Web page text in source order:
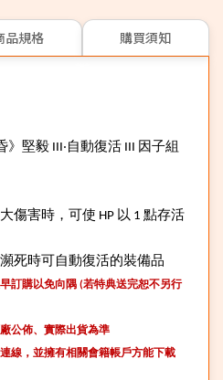
品規格 購買須知
》堅毅 III‧自動復活 III 因子組
傷害時，可使 HP 以 1 點存活
死時可自動復活的裝備品
訂購以免向隅 (若特典送完恕不另行
公佈、實際出貨為準
線，並擁有相關會籍帳戶方能下載